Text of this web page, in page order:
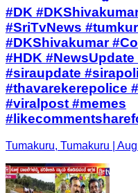
#DK
#SriTvNews
#DKShivakumar
#HDK
#siraupdate
#thavarekerepolice
#viralpost #memes
Tumakuru, Tumakuru |